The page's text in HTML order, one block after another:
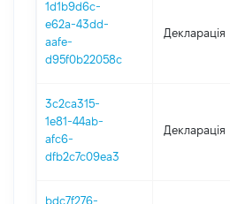
1d1b9d6c-
e62a-43dd-
aafe-
d95f0b22058c
Декларація
3c2ca315-
1e81-44ab-
afc6-
dfb2c7c09ea3
Декларація
bdc7f276-